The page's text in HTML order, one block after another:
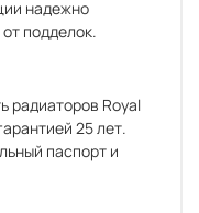
надежно
подделок.
радиаторов Royal
25 лет.
паспорт и